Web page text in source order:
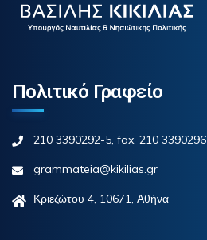
Πολιτικό Γραφείο
210 3390292-5, fax. 210 3390296
grammateia@kikilias.gr
Κριεζώτου 4, 10671, Αθήνα